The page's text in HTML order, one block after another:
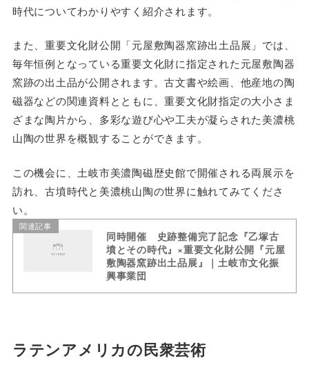
時代についてわかりやすく紹介されます。
また、重要文化財公開「元屋敷陶器窯跡出土品展」では、
毎年恒例となっている重要文化財に指定された元屋敷陶器
窯跡の出土品が公開されます。古文書や絵画、他産地の陶
磁器などの関連資料とともに、重要文化財指定の大小さま
ざまな陶片から、多彩な遊び心や工夫が凝らされた美濃桃
山陶の世界を概観することができます。
この機会に、土岐市美濃陶磁歴史館で開催される両展示を
訪れ、古墳時代と美濃桃山陶の世界に触れてみてくださ
い。
関連記事
同時開催 史跡整備完了記念『乙塚古
墳とその時代』×重要文化財公開『元屋
敷陶器窯跡出土品展』｜土岐市文化振
興事業団
ラテンアメリカの民衆芸術